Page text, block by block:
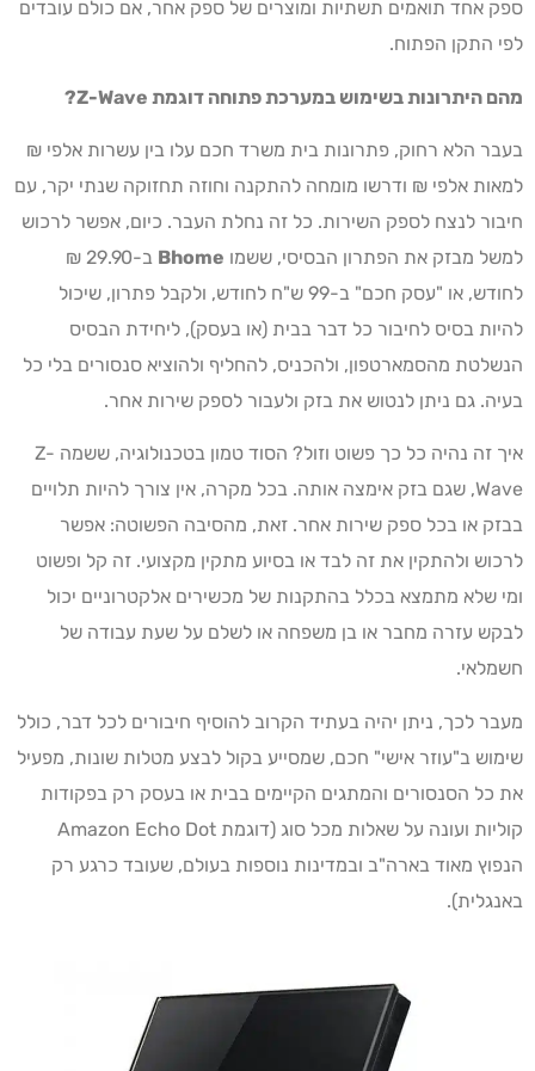
ספק אחד תואמים תשתיות ומוצרים של ספק אחר, אם כולם עובדים
לפי התקן הפתוח.
מהם היתרונות בשימוש במערכת פתוחה דוגמת Z-Wave
?
בעבר הלא רחוק, פתרונות בית משרד חכם עלו בין עשרות אלפי ₪
למאות אלפי ₪ ודרשו מומחה להתקנה וחוזה תחזוקה שנתי יקר, עם
חיבור לנצח לספק השירות. כל זה נחלת העבר. כיום, אפשר לרכוש
למשל מבזק את הפתרון הבסיסי, ששמו Bhome
ב-29.90 ₪
לחודש, או "עסק חכם" ב-99 ש"ח לחודש, ולקבל פתרון, שיכול
להיות בסיס לחיבור כל דבר בבית (או בעסק), ליחידת הבסיס
הנשלטת מהסמארטפון, ולהכניס, להחליף ולהוציא סנסורים בלי כל
בעיה. גם ניתן לנטוש את בזק ולעבור לספק שירות אחר.
איך זה נהיה כל כך פשוט וזול? הסוד טמון בטכנולוגיה, ששמה Z-
Wave, שגם בזק אימצה אותה. בכל מקרה, אין צורך להיות תלויים
בבזק או בכל ספק שירות אחר. זאת, מהסיבה הפשוטה: אפשר
לרכוש ולהתקין את זה לבד או בסיוע מתקין מקצועי. זה קל ופשוט
ומי שלא מתמצא בכלל בהתקנות של מכשירים אלקטרוניים יכול
לבקש עזרה מחבר או בן משפחה או לשלם על שעת עבודה של
חשמלאי.
מעבר לכך, ניתן יהיה בעתיד הקרוב להוסיף חיבורים לכל דבר, כולל
שימוש ב"עוזר אישי" חכם, שמסייע בקול לבצע מטלות שונות, מפעיל
את כל הסנסורים והמתגים הקיימים בבית או בעסק רק בפקודות
קוליות ועונה על שאלות מכל סוג (דוגמת Amazon Echo Dot
הנפוץ מאוד בארה"ב ובמדינות נוספות בעולם, שעובד כרגע רק
באנגלית).